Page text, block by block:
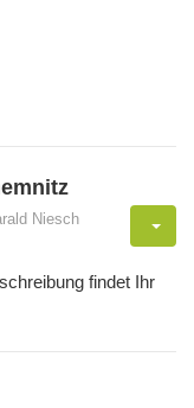
Niesch
findet Ihr